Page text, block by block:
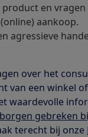
en
aankoop.
agressieve
over het
van een winkel
waardevolle
gebreken
terecht bij onze